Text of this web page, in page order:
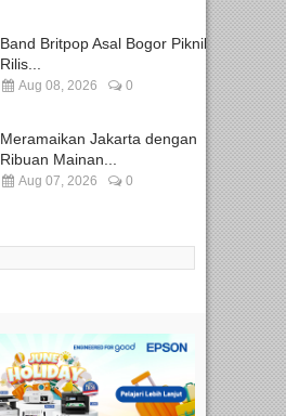
Band Britpop Asal Bogor Piknik
Rilis...
Aug 08, 2026 0
Meramaikan Jakarta dengan
Ribuan Mainan...
Aug 07, 2026 0